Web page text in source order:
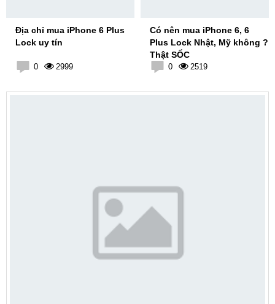
Địa chỉ mua iPhone 6 Plus
Lock uy tín
0 2999
Có nên mua iPhone 6, 6
Plus Lock Nhật, Mỹ không ?
Thật SỐC
0 2519